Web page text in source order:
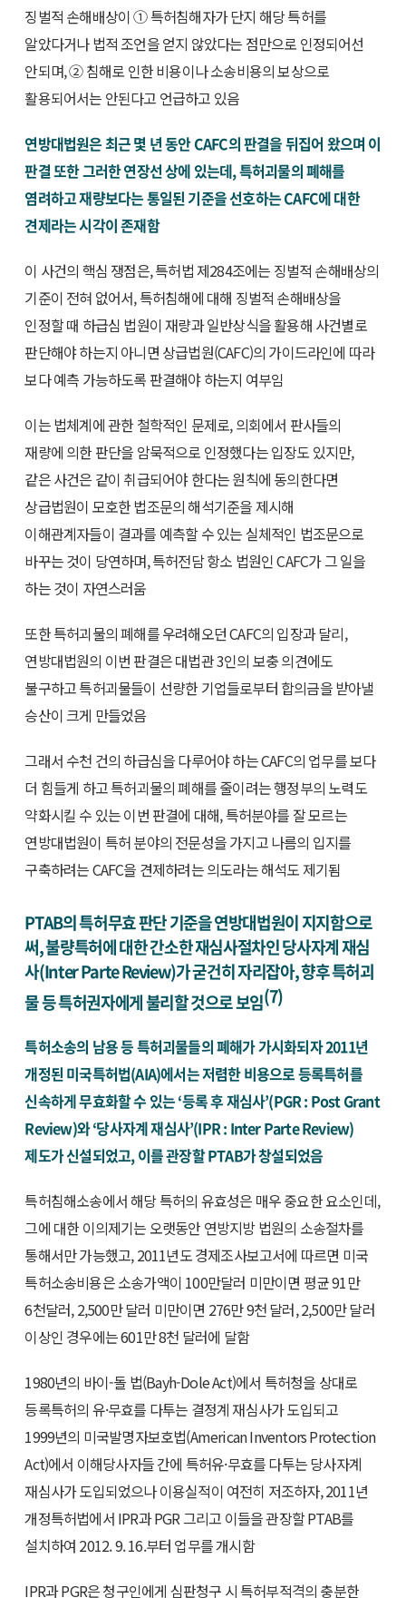
징벌적 손해배상이 ① 특허침해자가 단지 해당 특허를
알았다거나 법적 조언을 얻지 않았다는 점만으로 인정되어선
안되며, ② 침해로 인한 비용이나 소송비용의 보상으로
활용되어서는 안된다고 언급하고 있음
연방대법원은 최근 몇 년 동안 CAFC의 판결을 뒤집어 왔으며 이
판결 또한 그러한 연장선 상에 있는데, 특허괴물의 폐해를
염려하고 재량보다는 통일된 기준을 선호하는 CAFC에 대한
견제라는 시각이 존재함
이 사건의 핵심 쟁점은, 특허법 제284조에는 징벌적 손해배상의
기준이 전혀 없어서, 특허침해에 대해 징벌적 손해배상을
인정할 때 하급심 법원이 재량과 일반상식을 활용해 사건별로
판단해야 하는지 아니면 상급법원(CAFC)의 가이드라인에 따라
보다 예측 가능하도록 판결해야 하는지 여부임
이는 법체계에 관한 철학적인 문제로, 의회에서 판사들의
재량에 의한 판단을 암묵적으로 인정했다는 입장도 있지만,
같은 사건은 같이 취급되어야 한다는 원칙에 동의한다면
상급법원이 모호한 법조문의 해석기준을 제시해
이해관계자들이 결과를 예측할 수 있는 실체적인 법조문으로
바꾸는 것이 당연하며, 특허전담 항소 법원인 CAFC가 그 일을
하는 것이 자연스러움
또한 특허괴물의 폐해를 우려해오던 CAFC의 입장과 달리,
연방대법원의 이번 판결은 대법관 3인의 보충 의견에도
불구하고 특허괴물들이 선량한 기업들로부터 합의금을 받아낼
승산이 크게 만들었음
그래서 수천 건의 하급심을 다루어야 하는 CAFC의 업무를 보다
더 힘들게 하고 특허괴물의 폐해를 줄이려는 행정부의 노력도
약화시킬 수 있는 이번 판결에 대해, 특허분야를 잘 모르는
연방대법원이 특허 분야의 전문성을 가지고 나름의 입지를
구축하려는 CAFC을 견제하려는 의도라는 해석도 제기됨
PTAB의 특허무효 판단 기준을 연방대법원이 지지함으로
써, 불량특허에 대한 간소한 재심사절차인 당사자계 재심
사(Inter Parte Review)가 굳건히 자리잡아, 향후 특허괴
물 등 특허권자에게 불리할 것으로 보임(7)
특허소송의 남용 등 특허괴물들의 폐해가 가시화되자 2011년
개정된 미국특허법(AIA)에서는 저렴한 비용으로 등록특허를
신속하게 무효화할 수 있는 ‘등록 후 재심사’(PGR : Post Grant
Review)와 ‘당사자계 재심사’(IPR : Inter Parte Review)
제도가 신설되었고, 이를 관장할 PTAB가 창설되었음
특허침해소송에서 해당 특허의 유효성은 매우 중요한 요소인데,
그에 대한 이의제기는 오랫동안 연방지방 법원의 소송절차를
통해서만 가능했고, 2011년도 경제조사보고서에 따르면 미국
특허소송비용은 소송가액이 100만달러 미만이면 평균 91만
6천달러, 2,500만 달러 미만이면 276만 9천 달러, 2,500만 달러
이상인 경우에는 601만 8천 달러에 달함
1980년의 바이-돌 법(Bayh-Dole Act)에서 특허청을 상대로
등록특허의 유·무효를 다투는 결정계 재심사가 도입되고
1999년의 미국발명자보호법(American Inventors Protection
Act)에서 이해당사자들 간에 특허유·무효를 다투는 당사자계
재심사가 도입되었으나 이용실적이 여전히 저조하자, 2011년
개정특허법에서 IPR과 PGR 그리고 이들을 관장할 PTAB를
설치하여 2012. 9. 16.부터 업무를 개시함
IPR과 PGR은 청구인에게 심판청구 시 특허부적격의 충분한